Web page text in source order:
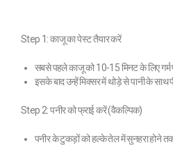
Step 1: काजू का पेस्ट तैयार करें
सबसे पहले काजू को 10-15 मिनट के लिए गर्म
इसके बाद उन्हें मिक्सर में थोड़े से पानी के
Step 2: पनीर को फ्राई करें (वैकल्पिक)
पनीर के टुकड़ों को हल्के तेल में सुनहरा होने